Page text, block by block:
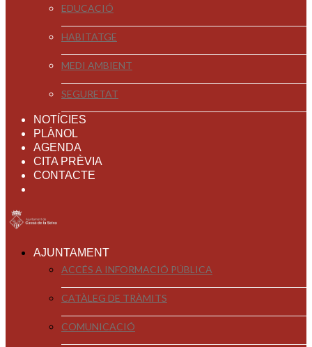
EDUCACIÓ
HABITATGE
MEDI AMBIENT
SEGURETAT
NOTÍCIES
PLÀNOL
AGENDA
CITA PRÈVIA
CONTACTE
AJUNTAMENT
ACCÉS A INFORMACIÓ PÚBLICA
CATÀLEG DE TRÀMITS
COMUNICACIÓ